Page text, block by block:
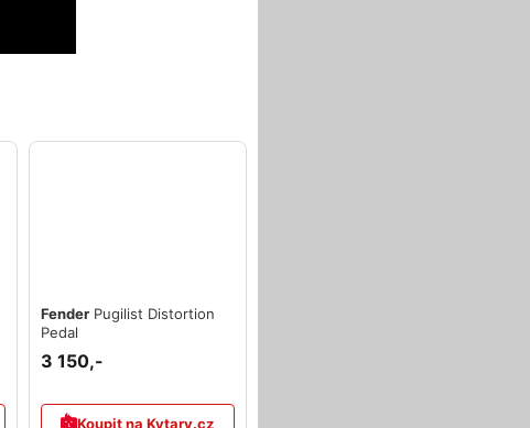
Fender Pugilist Distortion
Pedal
3 150,-
Koupit na Kytary.cz